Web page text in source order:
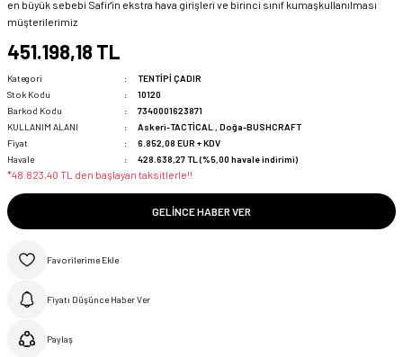
en büyük sebebi Safir'in ekstra hava girişleri ve birinci sınıf kumaşkullanılması
müşterilerimiz
451.198,18 TL
Kategori
TENTİPİ ÇADIR
Stok Kodu
10120
Barkod Kodu
7340001623871
KULLANIM ALANI
Askeri-TACTİCAL , Doğa-BUSHCRAFT
Fiyat
6.852,08 EUR + KDV
Havale
428.638,27 TL (%5,00 havale indirimi)
*48.823,40 TL den başlayan taksitlerle!!
GELINCE HABER VER
Fiyatı Düşünce Haber Ver
Paylaş